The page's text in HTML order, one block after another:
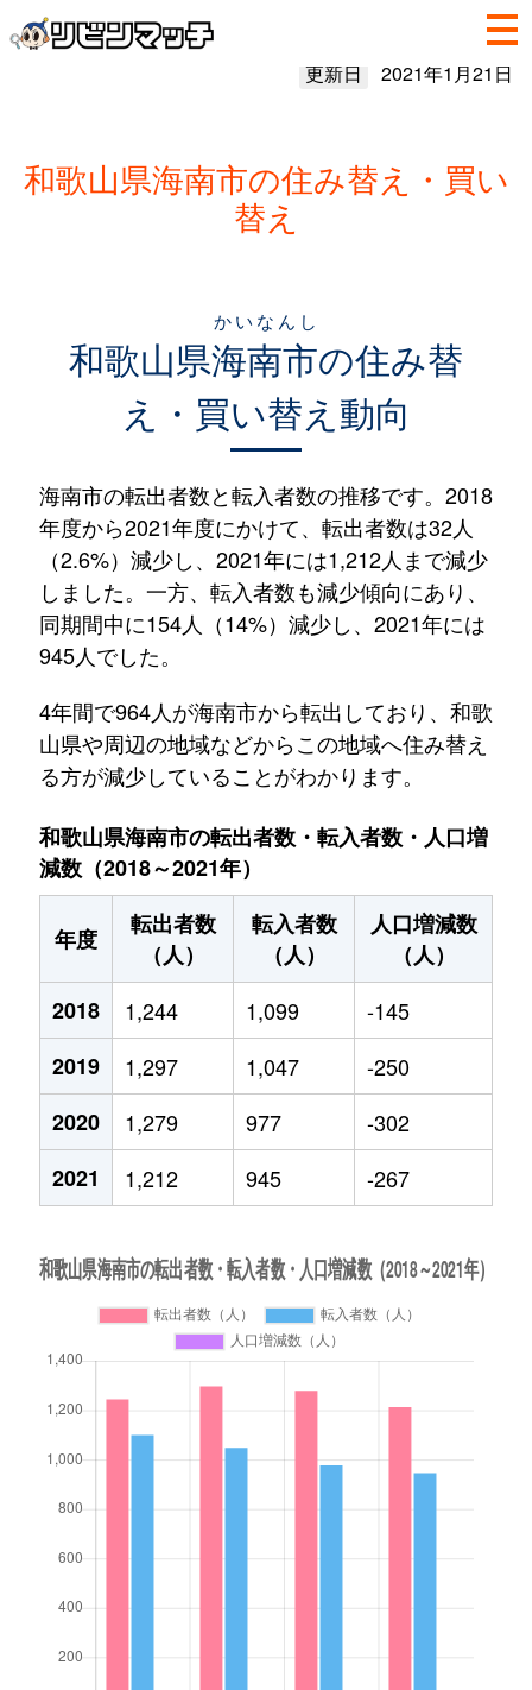
更新日 2021年1月21日
和歌山県海南市の住み替え・買い
替え
和歌山県海南市
かいなんし
の住み替
え・買い替え動向
海南市の転出者数と転入者数の推移です。2018
年度から2021年度にかけて、転出者数は32人
（2.6%）減少し、2021年には1,212人まで減少
しました。一方、転入者数も減少傾向にあり、
同期間中に154人（14%）減少し、2021年には
945人でした。
4年間で964人が海南市から転出しており、和歌
山県や周辺の地域などからこの地域へ住み替え
る方が減少していることがわかります。
和歌山県海南市の転出者数・転入者数・人口増
減数（2018～2021年）
年度
転出者数
（人）
転入者数
（人）
人口増減数
（人）
2018
1,244 1,099
-145
2019
1,297 1,047
-250
2020
1,279 977
-302
2021
1,212 945 -267